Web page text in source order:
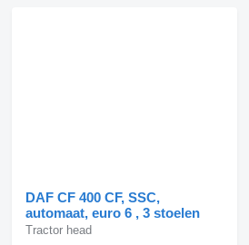
DAF CF 400 CF, SSC,
automaat, euro 6 , 3 stoelen
Tractor head